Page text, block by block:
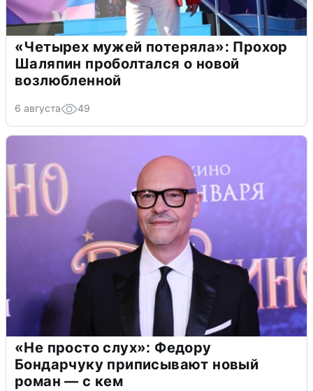
«Четырех мужей потеряла»: Прохор
Шаляпин проболтался о новой
возлюбленной
6 августа 49
«Не просто слух»: Федору
Бондарчуку приписывают новый
роман — с кем